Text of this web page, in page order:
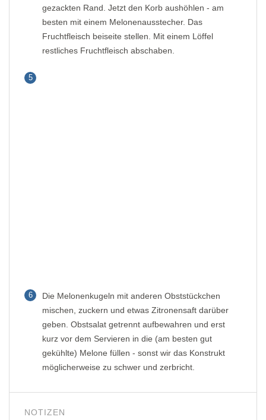
gezackten Rand. Jetzt den Korb aushöhlen - am
besten mit einem Melonenausstecher. Das
Fruchtfleisch beiseite stellen. Mit einem Löffel
restliches Fruchtfleisch abschaben.
5
6
Die Melonenkugeln mit anderen Obststückchen
mischen, zuckern und etwas Zitronensaft darüber
geben. Obstsalat getrennt aufbewahren und erst
kurz vor dem Servieren in die (am besten gut
gekühlte) Melone füllen - sonst wir das Konstrukt
möglicherweise zu schwer und zerbricht.
NOTIZEN